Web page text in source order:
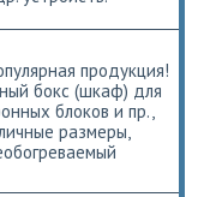
бокс (шкаф) для
блоков и пр.,
размеры,